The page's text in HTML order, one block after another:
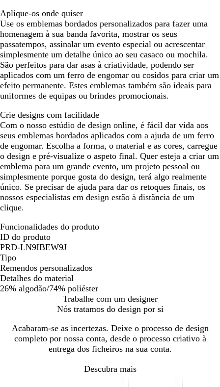
Aplique-os onde quiser
Use os emblemas bordados personalizados para fazer uma
homenagem à sua banda favorita, mostrar os seus
passatempos, assinalar um evento especial ou acrescentar
simplesmente um detalhe único ao seu casaco ou mochila.
São perfeitos para dar asas à criatividade, podendo ser
aplicados com um ferro de engomar ou cosidos para criar um
efeito permanente. Estes emblemas também são ideais para
uniformes de equipas ou brindes promocionais.
Crie designs com facilidade
Com o nosso estúdio de design online, é fácil dar vida aos
seus emblemas bordados aplicados com a ajuda de um ferro
de engomar. Escolha a forma, o material e as cores, carregue
o design e pré-visualize o aspeto final. Quer esteja a criar um
emblema para um grande evento, um projeto pessoal ou
simplesmente porque gosta do design, terá algo realmente
único. Se precisar de ajuda para dar os retoques finais, os
nossos especialistas em design estão à distância de um
clique.
Funcionalidades do produto
ID do produto
PRD-LN9IBEW9J
Tipo
Remendos personalizados
Detalhes do material
26% algodão/74% poliéster
Trabalhe com um designer
Nós tratamos do design por si
Acabaram-se as incertezas. Deixe o processo de design
completo por nossa conta, desde o processo criativo à
entrega dos ficheiros na sua conta.
Descubra mais